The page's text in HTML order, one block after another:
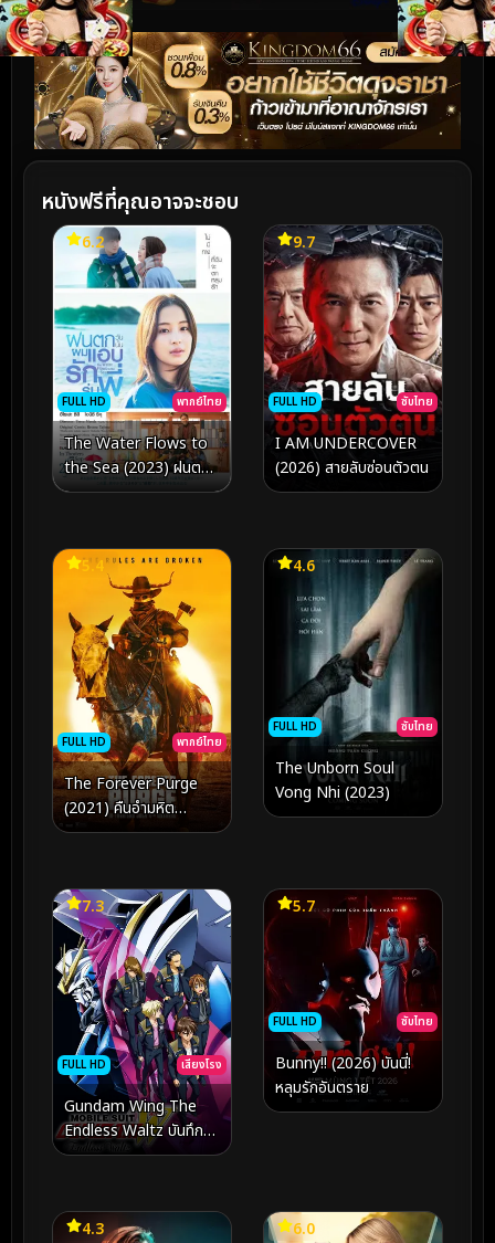
หนังฟรีที่คุณอาจจะชอบ
FULL HD พากย์ไทย
6.2
The Water Flows to
the Sea (2023) ฝนตก
วันนั้นผมแอบรักรุ่นพี่
FULL HD ซับไทย
9.7
I AM UNDERCOVER
(2026) สายลับซ่อนตัวตน
FULL HD พากย์ไทย
5.4
The Forever Purge
(2021) คืนอำมหิต
อำมหิตไม่หยุดฆ่า
FULL HD ซับไทย
4.6
The Unborn Soul
Vong Nhi (2023)
FULL HD เสียงโรง
7.3
Gundam Wing The
Endless Waltz บันทึก
การยุทธ์บทใหม่ กันดั้มวิง
FULL HD ซับไทย
5.7
Bunny!! (2026) บันนี่!
หลุมรักอันตราย
4.3 6.0